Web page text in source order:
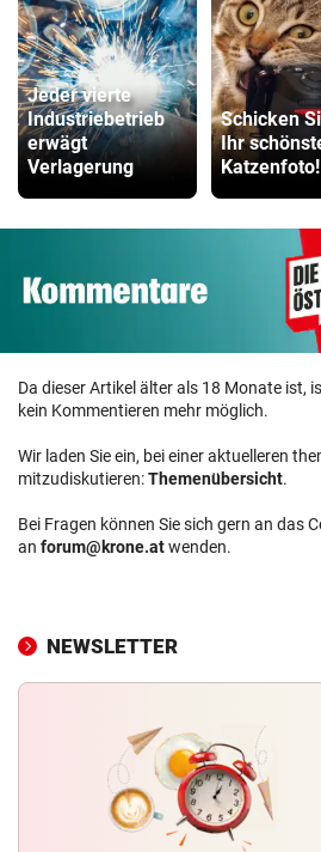
Jeder vierte
Industriebetrieb
erwägt
Verlagerung
Schicken
Ihr
Katzenfoto!
Da dieser Artikel älter als 18 Monate ist,
kein Kommentieren mehr möglich.
Wir laden Sie ein, bei einer aktuelleren
mitzudiskutieren:Themenübersicht.
Bei Fragen können Sie sich gern an das
an forum@krone.atwenden.
NEWSLETTER